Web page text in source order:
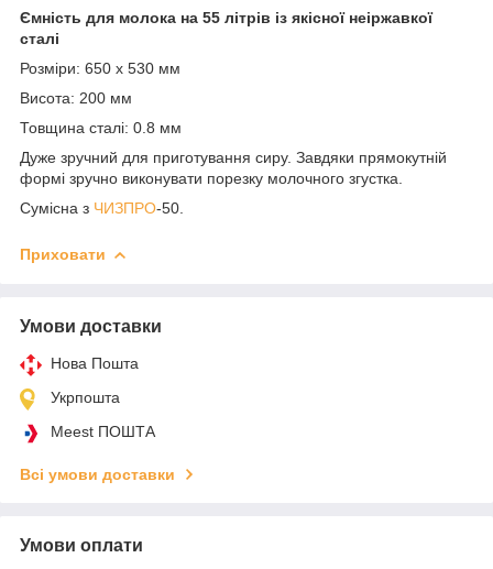
Ємність для молока на 55 літрів із якісної неіржавкої
сталі
Розміри: 650 х 530 мм
Висота: 200 мм
Товщина сталі: 0.8 мм
Дуже зручний для приготування сиру. Завдяки прямокутній
формі зручно виконувати порезку молочного згустка.
Сумісна з ЧИЗПРО-50.
Приховати
Умови доставки
Нова Пошта
Укрпошта
Meest ПОШТА
Всі умови доставки
Умови оплати